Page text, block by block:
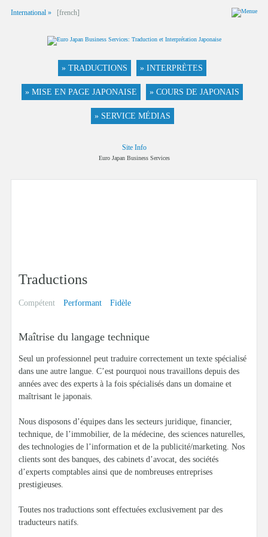
International » [french]
» TRADUCTIONS » INTERPRÈTES
» MISE EN PAGE JAPONAISE » COURS DE JAPONAIS
» SERVICE MÉDIAS
Site Info
Euro Japan Business Services
Traductions
Compétent Performant Fidèle
Maîtrise du langage technique
Seul un professionnel peut traduire correctement un texte spécialisé
dans une autre langue. C’est pourquoi nous travaillons depuis des
années avec des experts à la fois spécialisés dans un domaine et
maîtrisant le japonais.
Nous disposons d’équipes dans les secteurs juridique, financier,
technique, de l’immobilier, de la médecine, des sciences naturelles,
des technologies de l’information et de la publicité/marketing. Nos
clients sont des banques, des cabinets d’avocat, des sociétés
d’experts comptables ainsi que de nombreuses entreprises
prestigieuses.
Toutes nos traductions sont effectuées exclusivement par des
traducteurs natifs.